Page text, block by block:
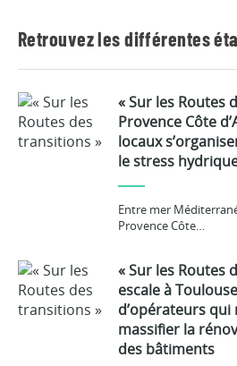
Retrouvez les différentes
« Sur les Routes
Provence Côte
locaux
le stress
Entre mer
Provence Côte…
« Sur les Routes
escale à
d’opérateurs qui
massifier la
des bâtiments